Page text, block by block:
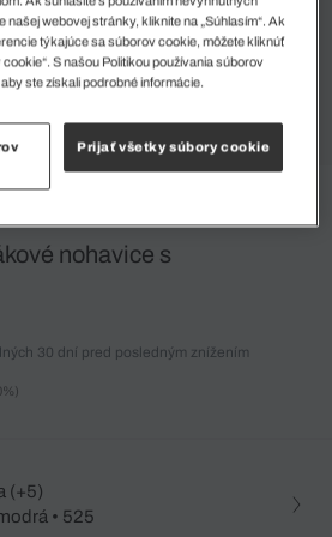
nohavice s
30 dní pred posledným znížením
(+5)
Námornícka modrá • 525
webovej stránky, kliknite na „Súhlasím“. Ak
týkajúce sa súborov cookie, môžete kliknúť
S našou Politikou používania súborov
ste získali podrobné informácie.
Prijať všetky súbory cookie